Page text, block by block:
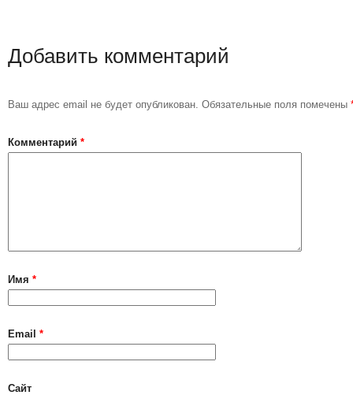
Добавить комментарий
Ваш адрес email не будет опубликован. Обязательные поля помечены
Комментарий *
Имя *
Email *
Сайт